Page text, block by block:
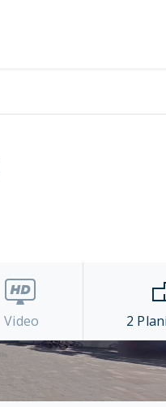
Video 2